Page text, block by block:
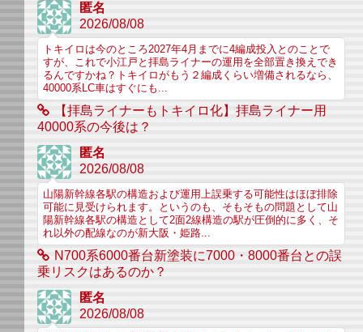
匿名
2026/08/08
トキイロは今のところ2027年4月までに4編成投入とのことで
すが、これで小江戸と拝島ライナーの運用を全部置き換えでき
るんですかね？トキイロがもう２編成くらい増備されるなら、
40000系LC車はすぐにも...
【拝島ライナーもトキイロ化】拝島ライナー用
40000系の今後は？
匿名
2026/08/08
山陽新幹線各駅の構造および運用上誤乗する可能性はほぼ排除
可能に見受けられます。というのも、そもそもの問題として山
陽新幹線各駅の構造として2面2線構造の駅が圧倒的に多く、そ
れ以外の配線なのが新大阪・姫路...
N700系6000番台新塗装に7000・8000番台との誤
乗リスクはあるのか？
匿名
2026/08/08